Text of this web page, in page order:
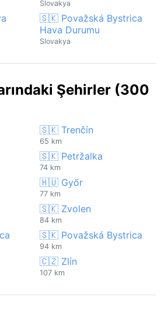
Slovakya
🇸🇰 Považská Bystrica
Hava Durumu
Slovakya
Şehirler (300
🇸🇰 Trenčín
65 km
🇸🇰 Petržalka
74 km
🇭🇺 Győr
77 km
🇸🇰 Zvolen
84 km
🇸🇰 Považská Bystrica
94 km
🇨🇿 Zlín
107 km